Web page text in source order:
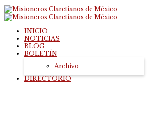
INICIO
NOTICIAS
BLOG
BOLETÍN
Archivo
DIRECTORIO